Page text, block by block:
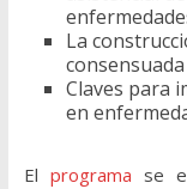
La
Claves para
en
El programa se